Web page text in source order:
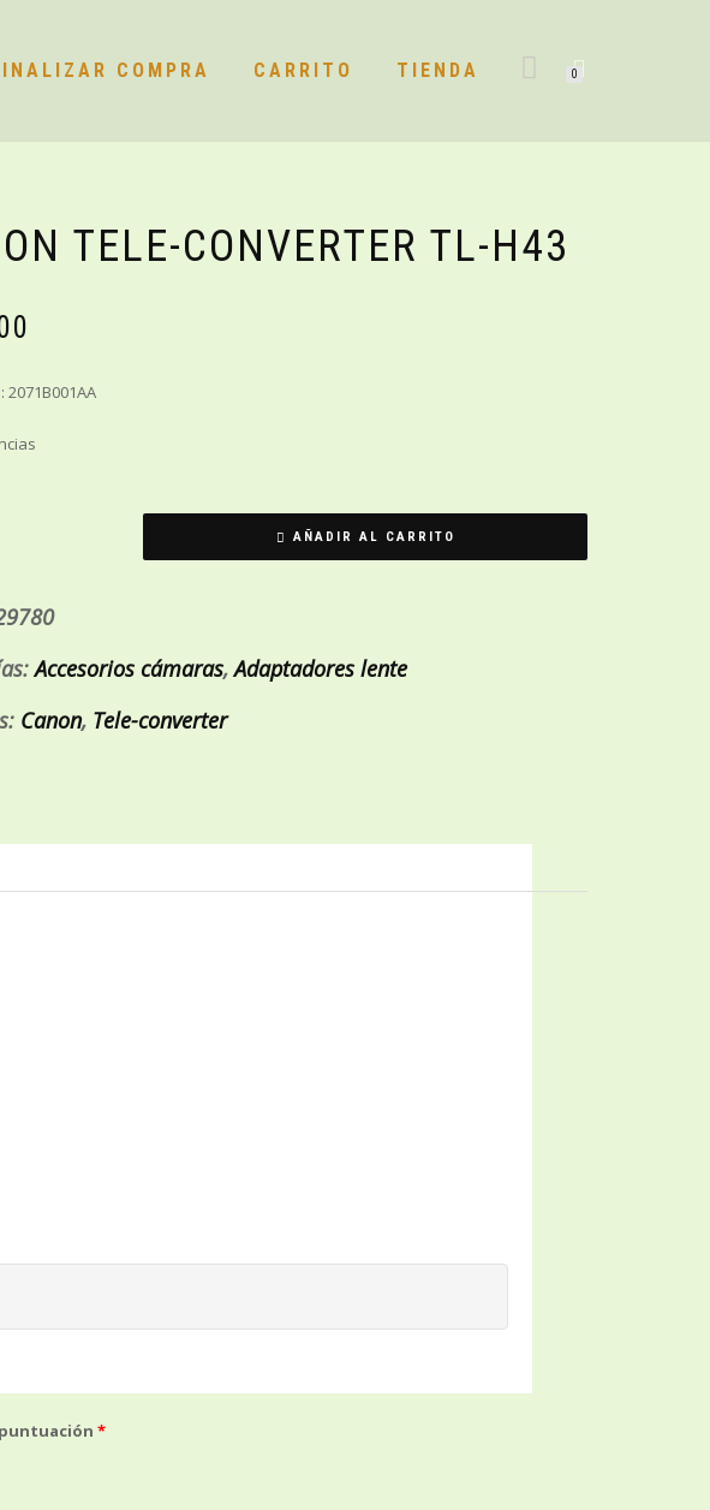
COMPRA CARRITO TIENDA 0
TELE-CONVERTER TL-H43
AÑADIR AL CARRITO
Accesorios cámaras,Adaptadores lente
Canon, Tele-converter
*